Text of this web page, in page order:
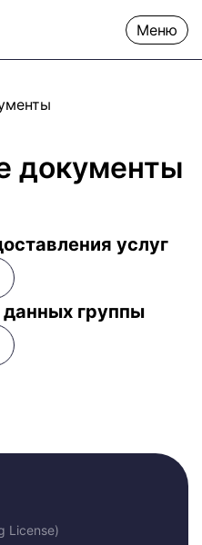
Меню
документы
услуг
данных группы
License)